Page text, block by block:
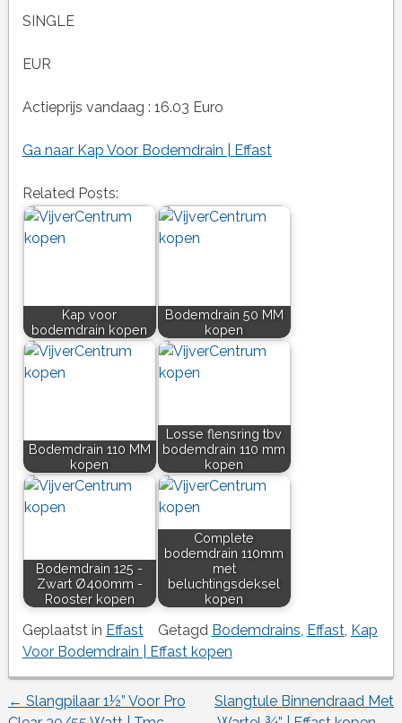
SINGLE
EUR
Actieprijs vandaag : 16.03 Euro
Ga naar Kap Voor Bodemdrain | Effast
Related Posts:
Kap voor
bodemdrain kopen
Bodemdrain 50 MM
kopen
Bodemdrain 110 MM
kopen
Losse flensring tbv
bodemdrain 110 mm
kopen
Bodemdrain 125 -
Zwart Ø400mm -
Rooster kopen
Complete
bodemdrain 110mm
met
beluchtingsdeksel
kopen
Geplaatst in Effast Getagd Bodemdrains Effast, Kap
Voor Bodemdrain | Effast kopen
Berichtnavigatie
← Slangpilaar 1½” Voor Pro
Slangtule Binnendraad Met